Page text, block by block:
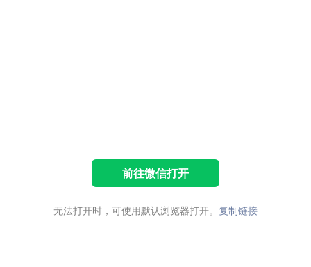
前往微信打开
无法打开时，可使用默认浏览器打开。 复制链接